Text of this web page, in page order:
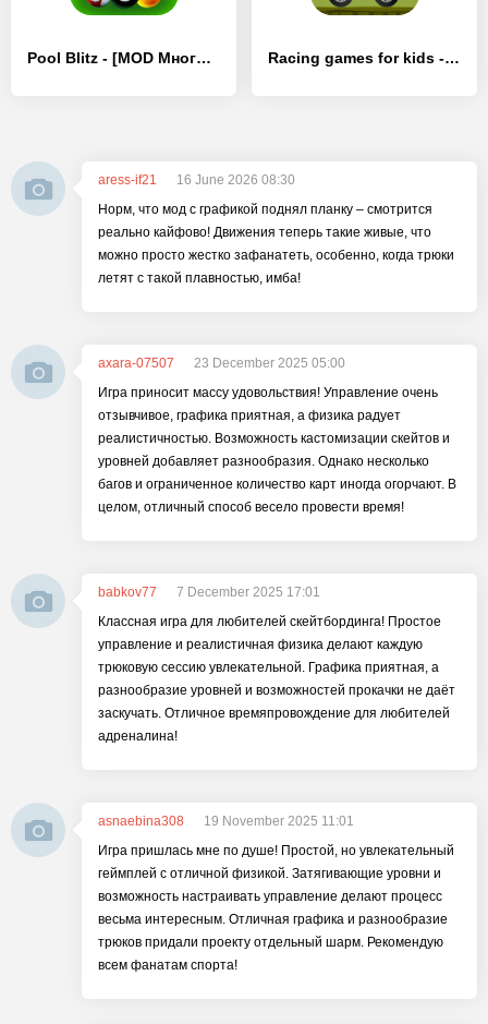
Pool Blitz - [MOD Много денег] Racing games for kids - Dogs
aress-if21
16 June 2026 08:30
Норм, что мод с графикой поднял планку – смотрится
реально кайфово! Движения теперь такие живые, что
можно просто жестко зафанатеть, особенно, когда трюки
летят с такой плавностью, имба!
axara-07507
23 December 2025 05:00
Игра приносит массу удовольствия! Управление очень
отзывчивое, графика приятная, а физика радует
реалистичностью. Возможность кастомизации скейтов и
уровней добавляет разнообразия. Однако несколько
багов и ограниченное количество карт иногда огорчают. В
целом, отличный способ весело провести время!
babkov77
7 December 2025 17:01
Классная игра для любителей скейтбординга! Простое
управление и реалистичная физика делают каждую
трюковую сессию увлекательной. Графика приятная, а
разнообразие уровней и возможностей прокачки не даёт
заскучать. Отличное времяпровождение для любителей
адреналина!
asnaebina308
19 November 2025 11:01
Игра пришлась мне по душе! Простой, но увлекательный
геймплей с отличной физикой. Затягивающие уровни и
возможность настраивать управление делают процесс
весьма интересным. Отличная графика и разнообразие
трюков придали проекту отдельный шарм. Рекомендую
всем фанатам спорта!